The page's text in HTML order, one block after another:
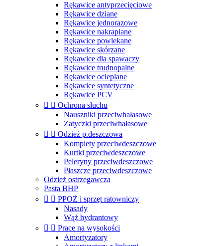
Rękawice antyprzecięciowe
Rękawice dziane
Rękawice jednorazowe
Rękawice nakrapiane
Rękawice powlekane
Rękawice skórzane
Rękawice dla spawaczy
Rękawice trudnopalne
Rękawice ocieplane
Rękawice syntetyczne
Rękawice PCV
  Ochrona słuchu
Nauszniki przeciwhałasowe
Zatyczki przeciwhałasowe
  Odzież p.deszczowa
Komplety przeciwdeszczowe
Kurtki przeciwdeszczowe
Peleryny przeciwdeszczowe
Płaszcze przeciwdeszczowe
Odzież ostrzegawcza
Pasta BHP
  PPOŻ i sprzęt ratowniczy
Nasady
Wąż hydrantowy
  Prace na wysokości
Amortyzatory